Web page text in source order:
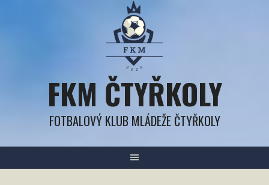
FKM ČTYŘKOLY
FOTBALOVÝ KLUB MLÁDEŽE ČTYŘKOLY